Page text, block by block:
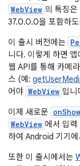
WebView 의 특징
37.0.0.0을 포함하
이 출시 버전에는
니다. 이렇게 하면 앱
웹 API를 통해 카메
스 (예:
어야 WebView 입니
이제 새로운
WebView 에서 입
하여 Android 기기
또한 이 출시에서는